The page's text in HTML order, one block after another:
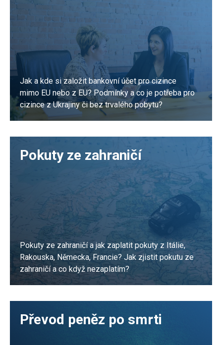
Jak a kde si založit bankovní účet pro cizince
mimo EU nebo z EU? Podmínky a co je potřeba pro
cizince z Ukrajiny či bez trvalého pobytu?
Pokuty ze zahraničí
Pokuty ze zahraničí a jak zaplatit pokuty z Itálie,
Rakouska, Německa, Francie? Jak zjistit pokutu ze
zahraničí a co když nezaplatím?
Převod peněz po smrti